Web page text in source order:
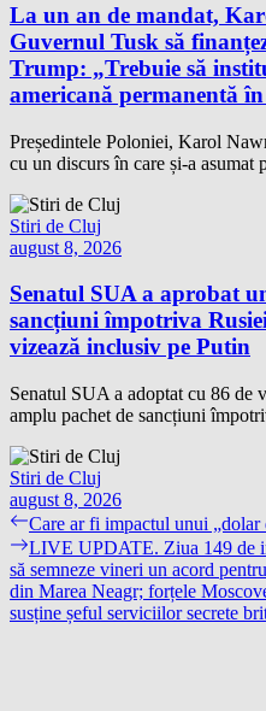
La un an de mandat,
Guvernul Tusk să
Trump: „Trebuie să
americană permanentă
Președintele Poloniei, Karol
cu un discurs în care și-a asumat
Stiri de Cluj
august 8, 2026
Senatul SUA a aprobat
sancțiuni împotriva
vizează inclusiv pe Putin
Senatul SUA a adoptat cu 86 de
amplu pachet de sancțiuni
Stiri de Cluj
august 8, 2026
Navigare
în
articole
Previous
post:
Care ar fi impactul unui „dolar
Next
post:
LIVE UPDATE. Ziua 149 de
să semneze vineri un acord
din Marea Neagr; forțele
susține șeful serviciilor secrete